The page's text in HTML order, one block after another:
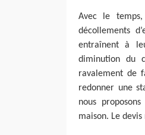
Avec le
décollements
entraînent à
diminution du
ravalement de
redonner une
nous
maison. Le